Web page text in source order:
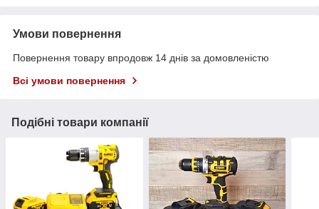
Умови повернення
Повернення товару впродовж 14 днів за домовленістю
Всі умови повернення
Подібні товари компанії